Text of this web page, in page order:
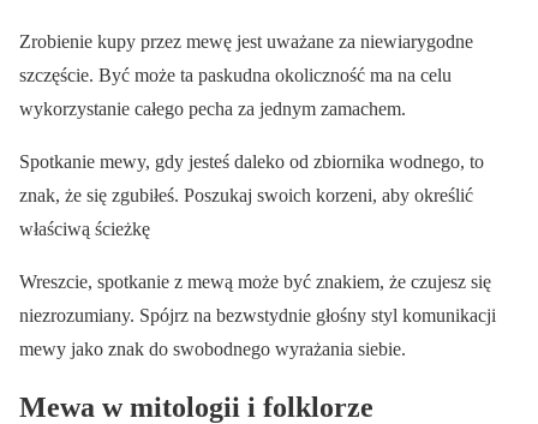
Zrobienie kupy przez mewę jest uważane za niewiarygodne
szczęście. Być może ta paskudna okoliczność ma na celu
wykorzystanie całego pecha za jednym zamachem.
Spotkanie mewy, gdy jesteś daleko od zbiornika wodnego, to
znak, że się zgubiłeś. Poszukaj swoich korzeni, aby określić
właściwą ścieżkę
Wreszcie, spotkanie z mewą może być znakiem, że czujesz się
niezrozumiany. Spójrz na bezwstydnie głośny styl komunikacji
mewy jako znak do swobodnego wyrażania siebie.
Mewa w mitologii i folklorze